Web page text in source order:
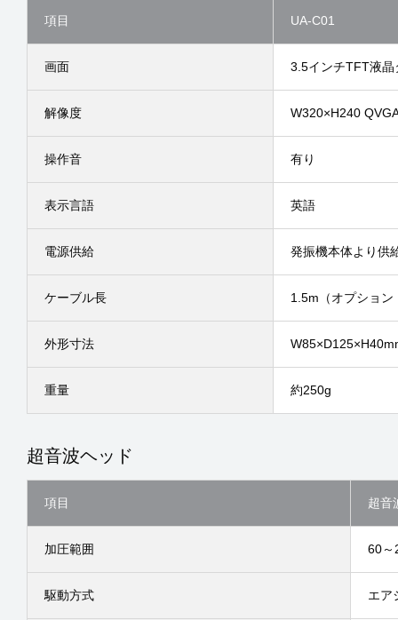
項目 UA-C01
画面 3.5インチTFT液晶
解像度 W320×H240
操作音 有り
表示言語 英語
電源供給 発振機本体より供
ケーブル長 1.5m（オプショ
外形寸法
重量 約250g
超音波ヘッド
項目 超音
加圧範囲 60～
駆動方式 エア